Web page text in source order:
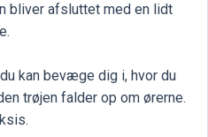
bliver afsluttet med en lidt
kan bevæge dig i, hvor du
trøjen falder op om ørerne.